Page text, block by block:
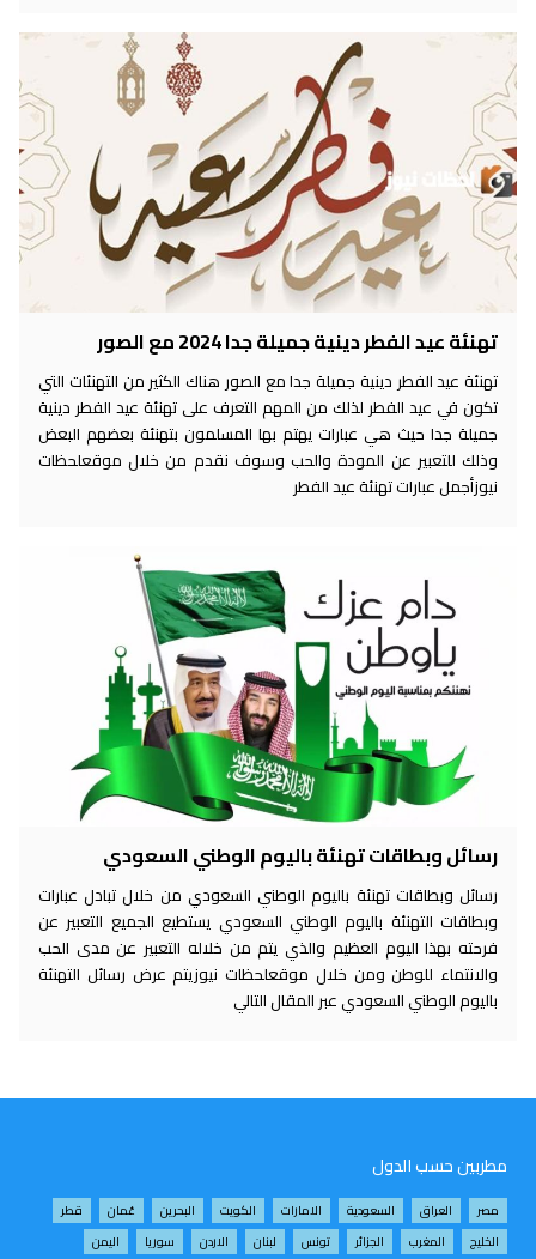
تهنئة عيد الفطر دينية جميلة جدا 2024 مع الصور
تهنئة عيد الفطر دينية جميلة جدا مع الصور هناك الكثير من التهنئات التي
تكون في عيد الفطر لذلك من المهم التعرف على تهنئة عيد الفطر دينية
جميلة جدا حيث هي عبارات يهتم بها المسلمون بتهنئة بعضهم البعض
وذلك للتعبير عن المودة والحب وسوف نقدم من خلال موقعلحظات
نيوزأجمل عبارات تهنئة عيد الفطر
رسائل وبطاقات تهنئة باليوم الوطني السعودي
رسائل وبطاقات تهنئة باليوم الوطني السعودي من خلال تبادل عبارات
وبطاقات التهنئة باليوم الوطني السعودي يستطيع الجميع التعبير عن
فرحته بهذا اليوم العظيم والذي يتم من خلاله التعبير عن مدى الحب
والانتماء للوطن ومن خلال موقعلحظات نيوزيتم عرض رسائل التهنئة
باليوم الوطني السعودي عبر المقال التالي
مطربين حسب الدول
مصر العراق السعودية الامارات الكويت البحرين عُمان
قطر
الخليج
المغرب الجزائر تونس لبنان الاردن سوريا اليمن